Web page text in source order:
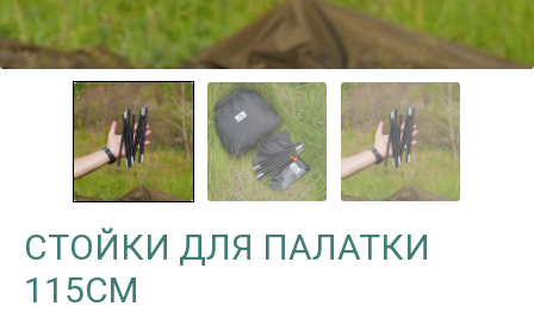
СТОЙКИ ДЛЯ ПАЛАТКИ
115СМ